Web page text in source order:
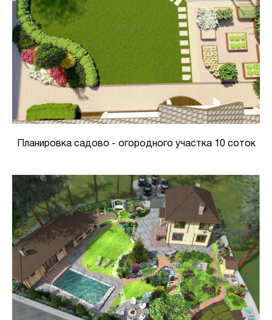
Планировка садово - огородного участка 10 соток